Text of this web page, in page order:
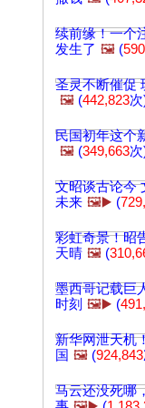
续前缘！一个
发生了 🖼️ (
圣灵不断催促
🖼️ (442,823次
民国初年这个
🖼️ (349,663次
文昭谈古论今
未来 🖼️▶️ (
彩虹奇景！昭
天晴 🖼️ (
墨西哥记载巨
时刻 🖼️▶️ (
新华网泄天机
国 🖼️ (924,843
马云还没死哪